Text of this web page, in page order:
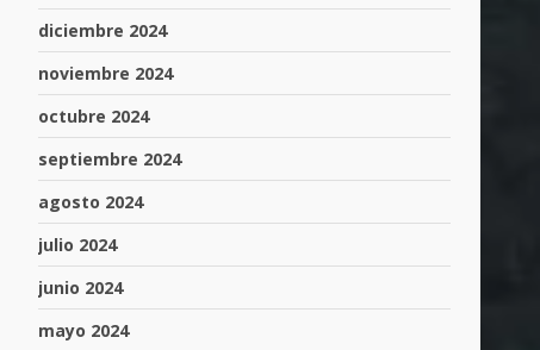
diciembre 2024
noviembre 2024
octubre 2024
septiembre 2024
agosto 2024
julio 2024
junio 2024
mayo 2024